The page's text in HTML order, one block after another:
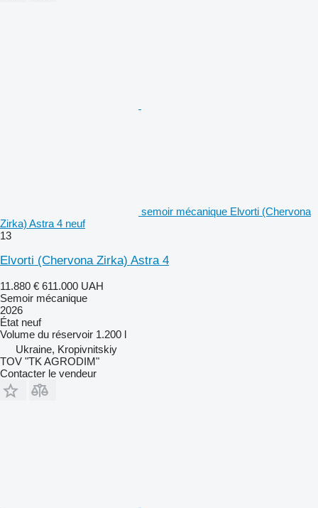
semoir mécanique Elvorti (Chervona
Zirka) Astra 4 neuf
13
Elvorti (Chervona Zirka) Astra 4
11.880 € 611.000 UAH
Semoir mécanique
2026
État neuf
Volume du réservoir 1.200 l
Ukraine, Kropivnitskiy
TOV "TK AGRODIM"
Contacter le vendeur